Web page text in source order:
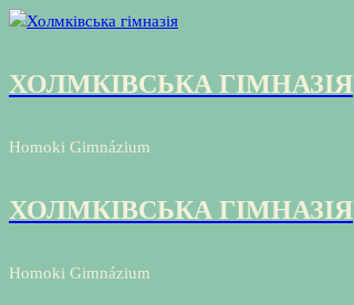
Перейти
ХОЛМКІВСЬКА ГІМНАЗІЯ
Homoki Gimnázium
ХОЛМКІВСЬКА ГІМНАЗІЯ
Homoki Gimnázium